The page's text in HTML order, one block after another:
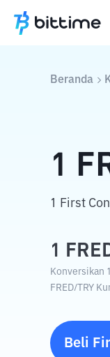
Beranda
1
1 First
1
Konversikan
FRED/TRY
Beli